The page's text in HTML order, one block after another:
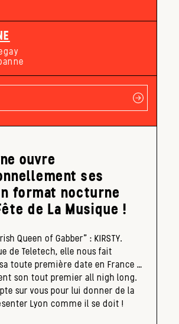
ouvre
ses
format nocturne
de La Musique !
Queen of Gabber” : KIRSTY.
de Teletech, elle nous fait
toute première date en France …
son tout premier all nigh long.
sur vous pour lui donner de la
Lyon comme il se doit !